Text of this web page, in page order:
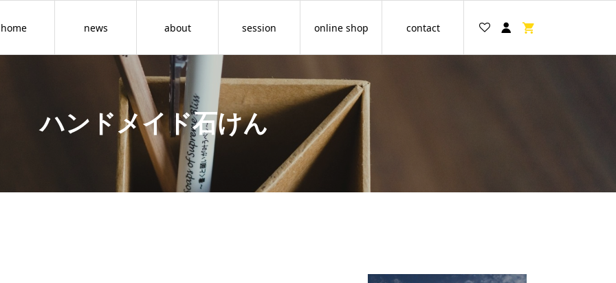
home news about session online shop contact
ハンドメイド石けん